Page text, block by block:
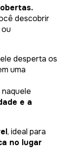
descobrir
desperta os
uma
e a
, ideal para
no lugar